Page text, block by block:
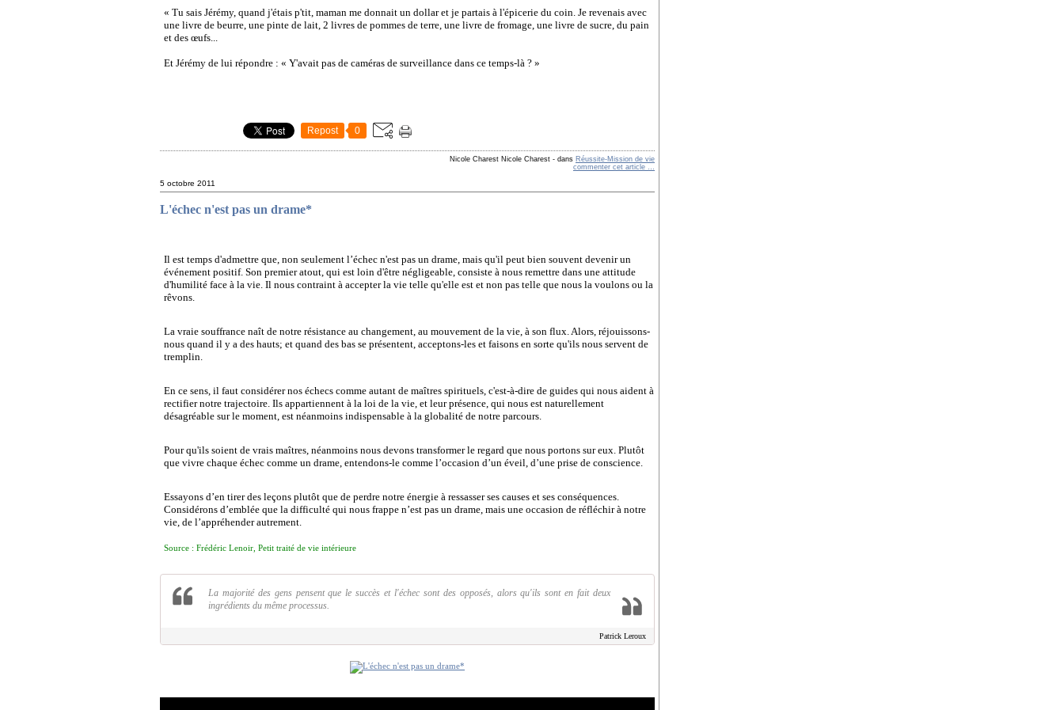
« Tu sais Jérémy, quand j'étais p'tit, maman me donnait un dollar et je partais à l'épicerie du coin. Je revenais avec
une livre de beurre, une pinte de lait, 2 livres de pommes de terre, une livre de fromage, une livre de sucre, du pain
et des œufs...
Et Jérémy de lui répondre : « Y'avait pas de caméras de surveillance dans ce temps-là ? »
Repost 0
Nicole Charest Nicole Charest - dans Réussite-Mission de vie
commenter cet article …
5 octobre 2011
L'échec n'est pas un drame*
Il est temps d'admettre que, non seulement l’échec n'est pas un drame, mais qu'il peut bien souvent devenir un
événement positif. Son premier atout, qui est loin d'être négligeable, consiste à nous remettre dans une attitude
d'humilité face à la vie. Il nous contraint à accepter la vie telle qu'elle est et non pas telle que nous la voulons ou la
rêvons.
La vraie souffrance naît de notre résistance au changement, au mouvement de la vie, à son flux. Alors, réjouissons-
nous quand il y a des hauts; et quand des bas se présentent, acceptons-les et faisons en sorte qu'ils nous servent de
tremplin.
En ce sens, il faut considérer nos échecs comme autant de maîtres spirituels, c'est-à-dire de guides qui nous aident à
rectifier notre trajectoire. Ils appartiennent à la loi de la vie, et leur présence, qui nous est naturellement
désagréable sur le moment, est néanmoins indispensable à la globalité de notre parcours.
Pour qu'ils soient de vrais maîtres, néanmoins nous devons transformer le regard que nous portons sur eux. Plutôt
que vivre chaque échec comme un drame, entendons-le comme l’occasion d’un éveil, d’une prise de conscience.
Essayons d’en tirer des leçons plutôt que de perdre notre énergie à ressasser ses causes et ses conséquences.
Considérons d’emblée que la difficulté qui nous frappe n’est pas un drame, mais une occasion de réfléchir à notre
vie, de l’appréhender autrement.
Source : Frédéric Lenoir, Petit traité de vie intérieure
La majorité des gens pensent que le succès et l'échec sont des opposés, alors qu'ils sont en fait deux
ingrédients du même processus.
Patrick Leroux